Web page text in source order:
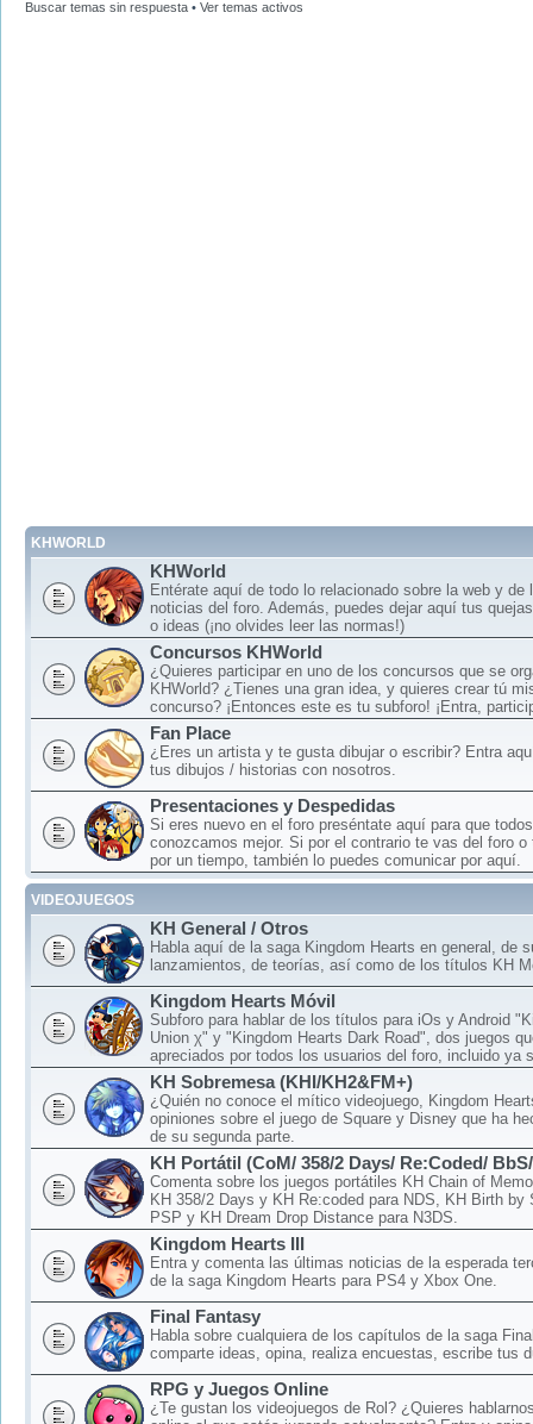
Buscar temas sin respuesta • Ver temas activos
KHWORLD
KHWorld
Entérate aquí de todo lo relacionado sobre la web y de
noticias del foro. Además, puedes dejar aquí tus
o ideas (¡no olvides leer las normas!)
Concursos KHWorld
¿Quieres participar en uno de los concursos que se
KHWorld? ¿Tienes una gran idea, y quieres crear tú
concurso? ¡Entonces este es tu subforo! ¡Entra,
Fan Place
¿Eres un artista y te gusta dibujar o escribir? Entra
tus dibujos / historias con nosotros.
Presentaciones y Despedidas
Si eres nuevo en el foro preséntate aquí para que
conozcamos mejor. Si por el contrario te vas del foro o
por un tiempo, también lo puedes comunicar por aquí.
VIDEOJUEGOS
KH General / Otros
Habla aquí de la saga Kingdom Hearts en general, de
lanzamientos, de teorías, así como de los títulos KH
Kingdom Hearts Móvil
Subforo para hablar de los títulos para iOs y Android
Union χ" y "Kingdom Hearts Dark Road", dos juegos
apreciados por todos los usuarios del foro, incluido ya
KH Sobremesa (KHI/KH2&FM+)
¿Quién no conoce el mítico videojuego, Kingdom
opiniones sobre el juego de Square y Disney que ha
de su segunda parte.
KH Portátil (CoM/ 358/2 Days/ Re:Coded/
Comenta sobre los juegos portátiles KH Chain of
KH 358/2 Days y KH Re:coded para NDS, KH Birth by
PSP y KH Dream Drop Distance para N3DS.
Kingdom Hearts III
Entra y comenta las últimas noticias de la esperada
de la saga Kingdom Hearts para PS4 y Xbox One.
Final Fantasy
Habla sobre cualquiera de los capítulos de la saga
comparte ideas, opina, realiza encuestas, escribe tus
RPG y Juegos Online
¿Te gustan los videojuegos de Rol? ¿Quieres